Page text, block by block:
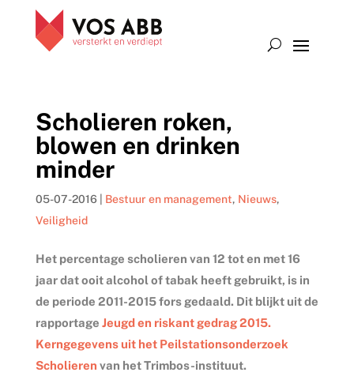
Scholieren roken,
blowen en drinken
minder
05-07-2016| Bestuur en management, Nieuws,
Veiligheid
Het percentage scholieren van 12 tot en met 16
jaar dat ooit alcohol of tabak heeft gebruikt, is in
de periode 2011-2015 fors gedaald. Dit blijkt uit de
rapportage Jeugd en riskant gedrag 2015.
Kerngegevens uit het Peilstationsonderzoek
Scholieren van het Trimbos-instituut.